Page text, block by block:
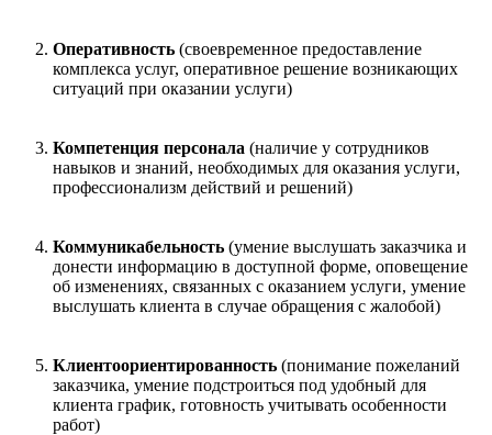
Оперативность (своевременное предоставление
комплекса услуг, оперативное решение возникающих
ситуаций при оказании услуги)
Компетенция персонала (наличие у сотрудников
навыков и знаний, необходимых для оказания услуги,
профессионализм действий и решений)
Коммуникабельность (умение выслушать заказчика и
донести информацию в доступной форме, оповещение
об изменениях, связанных с оказанием услуги, умение
выслушать клиента в случае обращения с жалобой)
Клиентоориентированность (понимание пожеланий
заказчика, умение подстроиться под удобный для
клиента график, готовность учитывать особенности
работ)